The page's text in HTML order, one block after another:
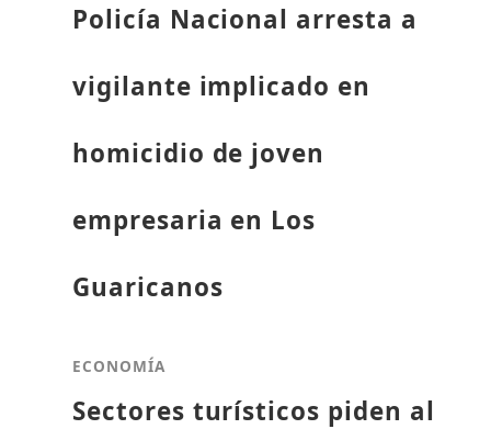
Policía Nacional arresta a
vigilante implicado en
homicidio de joven
empresaria en Los
Guaricanos
ECONOMÍA
Sectores turísticos piden al